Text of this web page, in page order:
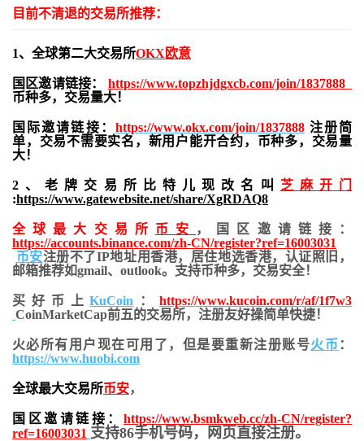
目前不清退的交易所推荐：
1、全球第二大交易所OKX欧意
国区邀请链接： https://www.topzhjdgxcb.com/join/1837888
币种多，交易量大！
国际邀请链接： https://www.okx.com/join/1837888注册简
单，交易不需要实名，新用户能开合约， 币种多，交易量
大！
2、老牌交易所比特儿现改名叫 芝麻开门
:https://www.gatewebsite.net/share/XgRDAQ8
全球最大交易所 币安
，国区邀请链接：
https://accounts.binance.com/zh-CN/register?ref=16003031
币安注册不了IP地址用香港，居住地选香港，认证照旧，
邮箱推荐如gmail、outlook。支持币种多，交易安全！
买好币上KuCoin ：https://www.kucoin.com/r/af/1f7w3
CoinMarketCap前五的交易所，注册友好操简单快捷！
火必所有用户现在可用了，但是要重新注册账号火币 ：
https://www.huobi.com
全球最大交易所币安，
国区邀请链接： https://www.bsmkweb.cc/zh-CN/register?
ref=16003031 支持86手机号码，网页直接注册。